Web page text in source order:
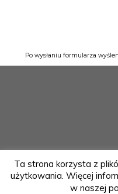
Po wysłaniu formularza
Ta strona korzysta z
użytkowania. Więcej
w naszej